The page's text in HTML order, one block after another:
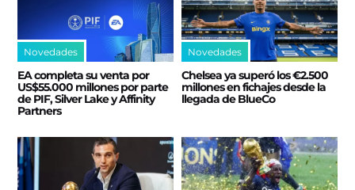
Novedades
EA completa su venta por
US$55.000 millones por parte
de PIF, Silver Lake y Affinity
Partners
Novedades
Chelsea ya superó los €2.500
millones en fichajes desde la
llegada de BlueCo